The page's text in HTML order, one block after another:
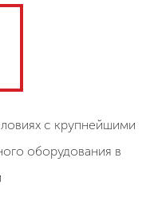
с крупнейшими
оборудования в